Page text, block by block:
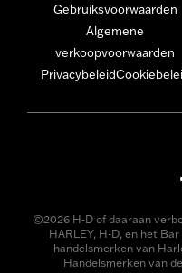
Gebruiksvoorwaarden
Algemene
verkoopvoorwaarden
Privacybeleid
©2026 H-D of daaraan
HARLEY, H-D, en het
handelsmerken van
Handelsmerken van